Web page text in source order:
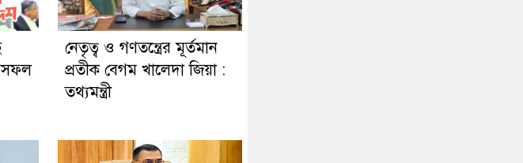
সফল
নেতৃত্ব ও গণতন্ত্রের মূর্তমান
প্রতীক বেগম খালেদা জিয়া :
তথ্যমন্ত্রী